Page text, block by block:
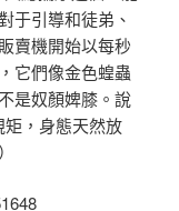
于引導和徒弟、
賣機開始以每秒
它們像金色蝗蟲
是奴顏婢膝。說
矩，身態天然放